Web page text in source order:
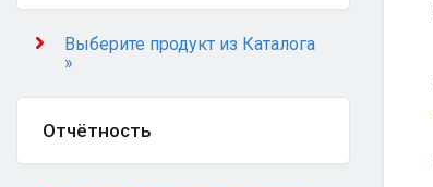
Выберите продукт из Каталога
»
Отчётность